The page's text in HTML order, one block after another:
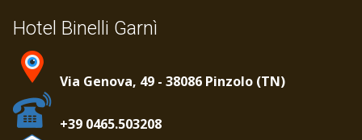
Hotel Binelli Garnì
Via Genova, 49 - 38086 Pinzolo (TN)
+39 0465.503208